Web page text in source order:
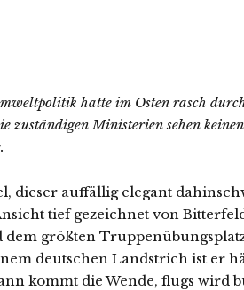
hatte im Osten rasch
zuständigen Ministerien sehen
dieser auffällig elegant
tief gezeichnet von
größten
deutschen Landstrich ist er
kommt die Wende, flugs